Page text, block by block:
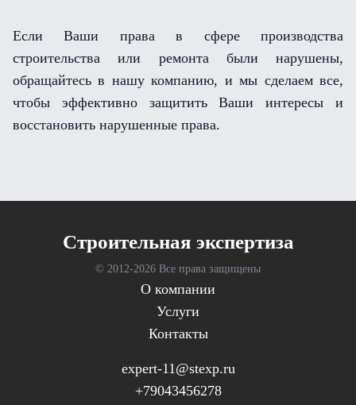
Если Ваши права в сфере производства
строительства или ремонта были нарушены,
обращайтесь в нашу компанию, и мы сделаем все,
чтобы эффективно защитить Ваши интересы и
восстановить нарушенные права.
Cтроительная экспертиза
© 2012-2026 Все права защищены
О компании
Услуги
Контакты
expert-11@stexp.ru
+79043456278